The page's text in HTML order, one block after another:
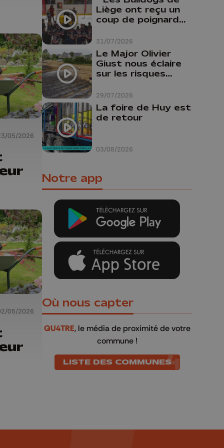
05/2026
05/2026
31/07/2026
Liège ont reçu un
coup de poignard
29/07/2026
Le Major Olivier
Giust nous éclaire
sur les risques
Belgique : "Un
incendie comme en
Gironde ne pourrait
pas avoir lieu chez
03/08/2026
La foire de Huy est
de retour
Notre app
Où nous capter
QU4TRE, le média de proximité de votre
commune !
LISTE DES COMMUNES